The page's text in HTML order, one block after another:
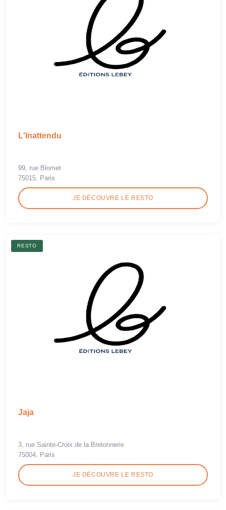
L'Inattendu
99, rue Blomet
75015, Paris
JE DÉCOUVRE LE RESTO
RESTO
Jaja
3, rue Sainte-Croix de la Bretonnerie
75004, Paris
JE DÉCOUVRE LE RESTO